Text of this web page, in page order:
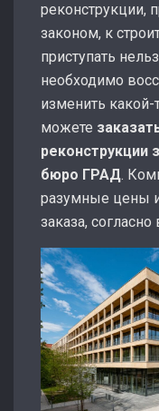
реконструкции,
законом, к
приступать
необходимо
изменить
можете
реконструкции
бюро ГРАД.
разумные цены
заказа,